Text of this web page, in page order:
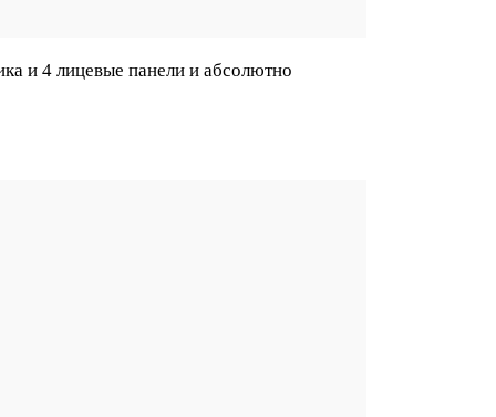
и 4 лицевые панели и абсолютно